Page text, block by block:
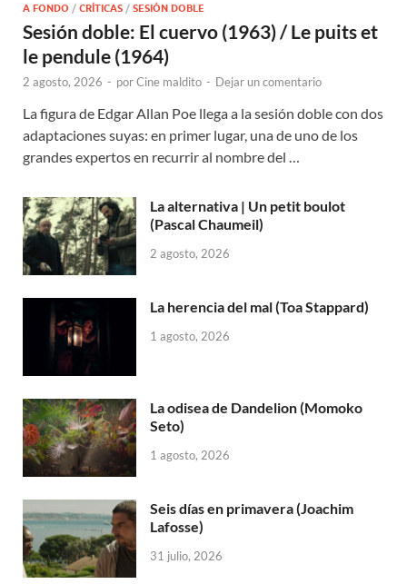
A FONDO / CRÍTICAS / SESIÓN DOBLE
Sesión doble: El cuervo (1963) / Le puits et
le pendule (1964)
2 agosto, 2026 - porCine maldito - Dejar un comentario
La figura de Edgar Allan Poe llega a la sesión doble con dos
adaptaciones suyas: en primer lugar, una de uno de los
grandes expertos en recurrir al nombre del …
La alternativa | Un petit boulot
(Pascal Chaumeil)
2 agosto, 2026
La herencia del mal (Toa Stappard)
1 agosto, 2026
La odisea de Dandelion (Momoko
Seto)
1 agosto, 2026
Seis días en primavera (Joachim
Lafosse)
31 julio, 2026